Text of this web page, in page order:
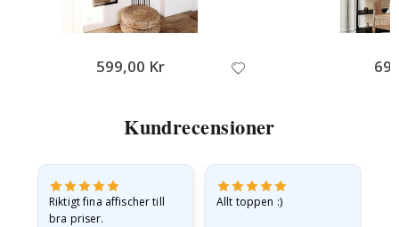
599,00 Kr
Kundrecensioner
Riktigt fina affischer till
bra priser.
Allt toppen :)